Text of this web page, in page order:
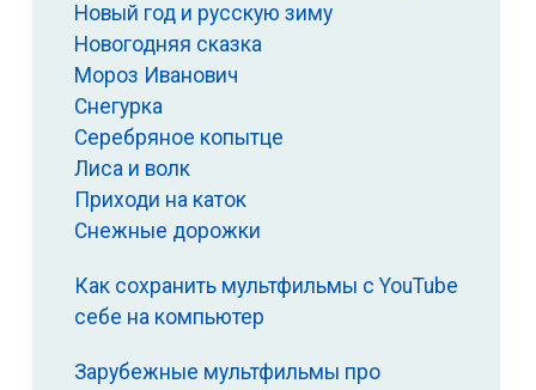
Новый год и русскую зиму
Новогодняя сказка
Мороз Иванович
Снегурка
Серебряное копытце
Лиса и волк
Приходи на каток
Снежные дорожки
Как сохранить мультфильмы с YouTube
себе на компьютер
Зарубежные мультфильмы про